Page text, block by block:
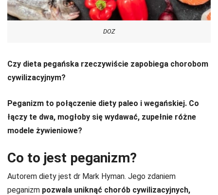
DOZ
Czy dieta pegańska rzeczywiście zapobiega chorobom
cywilizacyjnym?
Peganizm to połączenie diety paleo i wegańskiej. Co
łączy te dwa, mogłoby się wydawać, zupełnie różne
modele żywieniowe?
Co to jest peganizm?
Autorem diety jest dr Mark Hyman. Jego zdaniem
peganizm pozwala uniknąć chorób cywilizacyjnych,